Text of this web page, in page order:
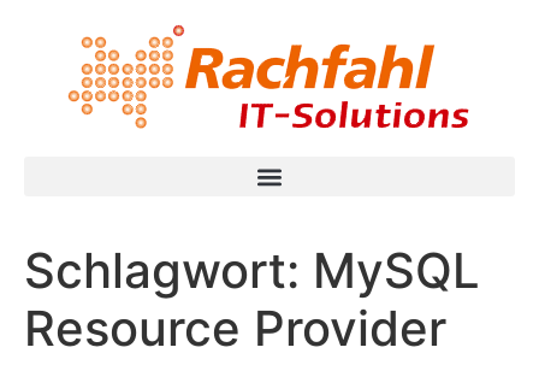
Schlagwort: MySQL
Resource Provider